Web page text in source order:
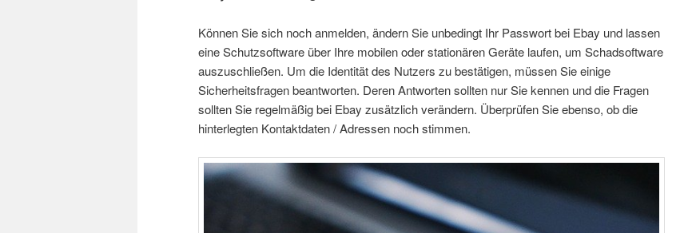
Können Sie sich noch anmelden, ändern Sie unbedingt Ihr Passwort bei Ebay und lassen
eine Schutzsoftware über Ihre mobilen oder stationären Geräte laufen, um Schadsoftware
auszuschließen. Um die Identität des Nutzers zu bestätigen, müssen Sie einige
Sicherheitsfragen beantworten. Deren Antworten sollten nur Sie kennen und die Fragen
sollten Sie regelmäßig bei Ebay zusätzlich verändern. Überprüfen Sie ebenso, ob die
hinterlegten Kontaktdaten / Adressen noch stimmen.